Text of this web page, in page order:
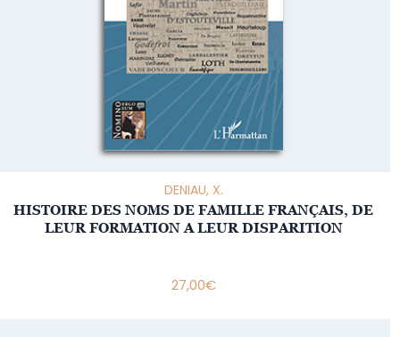
DENIAU, X.
HISTOIRE DES NOMS DE FAMILLE FRANÇAIS, DE
LEUR FORMATION A LEUR DISPARITION
27,00€